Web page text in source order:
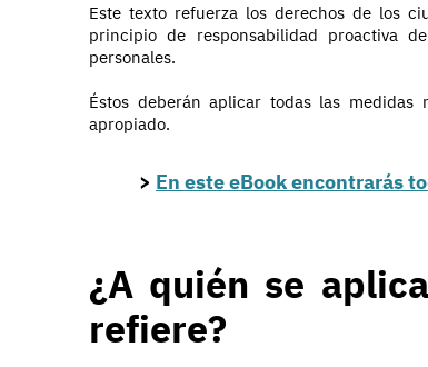
Este texto refuerza los derechos de los
principio de responsabilidad proactiva
personales.
Éstos deberán aplicar todas las medidas
apropiado.
> En este eBook encontrarás
¿A quién se
refiere?